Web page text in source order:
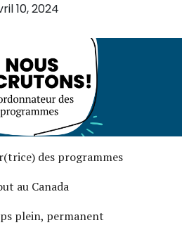
10, 2024
des programmes
au Canada
plein, permanent